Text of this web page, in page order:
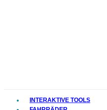
INTERAKTIVE TOOLS